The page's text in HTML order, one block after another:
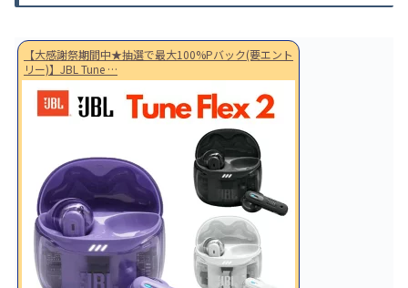
【大感謝祭期間中★抽選で最大100%Pバック(要エント
リー)】JBL Tune …